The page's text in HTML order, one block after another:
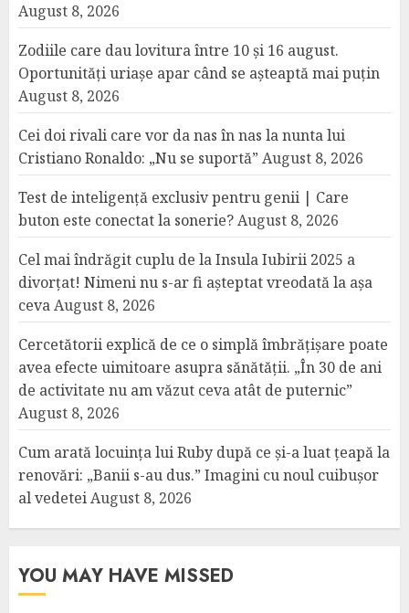
August 8, 2026
Zodiile care dau lovitura între 10 și 16 august.
Oportunități uriașe apar când se așteaptă mai puțin
August 8, 2026
Cei doi rivali care vor da nas în nas la nunta lui
Cristiano Ronaldo: „Nu se suportă” August 8, 2026
Test de inteligență exclusiv pentru genii | Care
buton este conectat la sonerie?August 8, 2026
Cel mai îndrăgit cuplu de la Insula Iubirii 2025 a
divorțat! Nimeni nu s-ar fi așteptat vreodată la așa
cevaAugust 8, 2026
Cercetătorii explică de ce o simplă îmbrățișare poate
avea efecte uimitoare asupra sănătății. „În 30 de ani
de activitate nu am văzut ceva atât de puternic”
August 8, 2026
Cum arată locuința lui Ruby după ce și-a luat țeapă la
renovări: „Banii s-au dus.” Imagini cu noul cuibușor
al vedeteiAugust 8, 2026
YOU MAY HAVE MISSED